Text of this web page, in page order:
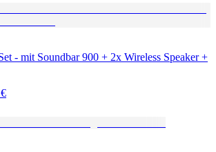
- mit Soundbar 900 + 2x Wireless Speaker +